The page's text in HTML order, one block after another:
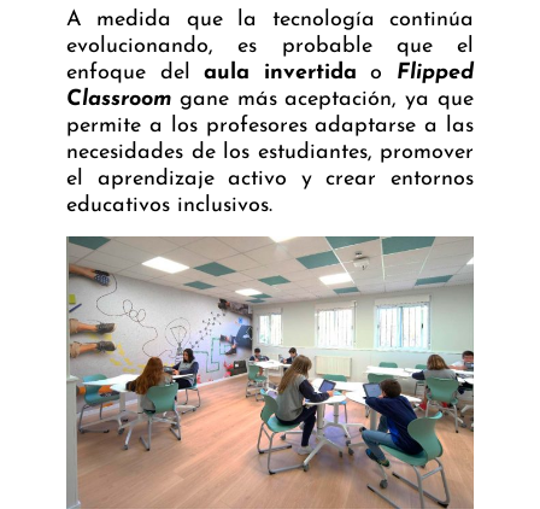
A medida que la tecnología continúa
evolucionando, es probable que el
enfoque delaula invertida o Flipped
Classroom gane más aceptación, ya que
permite a los profesores adaptarse a las
necesidades de los estudiantes, promover
el aprendizaje activo y crear entornos
educativos inclusivos.